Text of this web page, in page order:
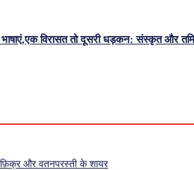
भाषाएं,एक विरासत तो दूसरी धड़कन: संस्कृत और
फ़िक्र और वतनपरस्ती के शायर